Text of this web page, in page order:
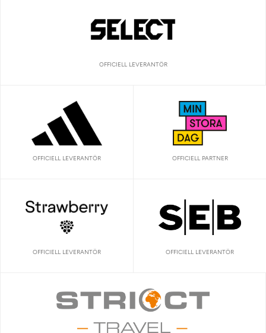
OFFICIELL LEVERANTÖR
OFFICIELL LEVERANTÖR OFFICIELL PARTNER
OFFICIELL LEVERANTÖR OFFICIELL LEVERANTÖR